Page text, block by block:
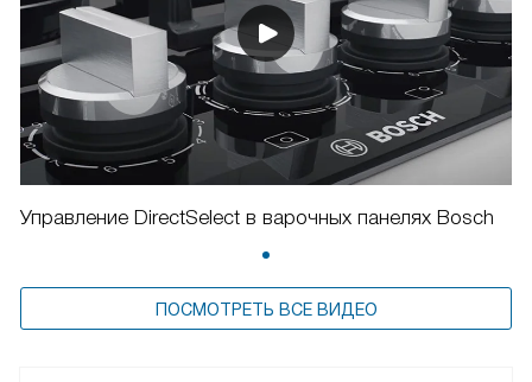
Управление DirectSelect в варочных панелях Bosch
ПОСМОТРЕТЬ ВСЕ ВИДЕО